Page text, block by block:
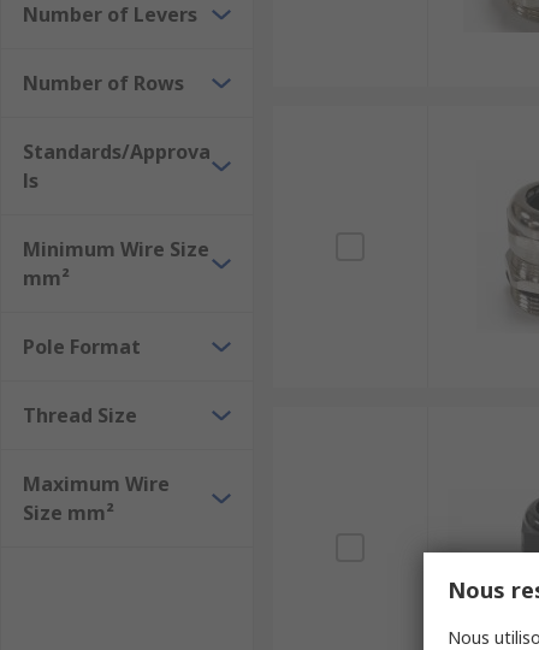
Number of Levers
Number of Rows
Standards/Approva
ls
Minimum Wire Size
mm²
Pole Format
Thread Size
Maximum Wire
Size mm²
Nous
Nous